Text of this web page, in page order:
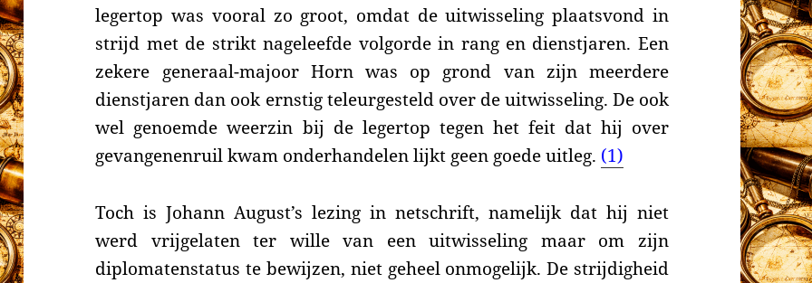
legertop was vooral zo groot, omdat de uitwis­seling plaatsvond in
strijd met de strikt nageleefde volgorde in rang en dienstjaren. Een
zekere generaal-majoor Horn was op grond van zijn meerdere
dienstjaren dan ook ernstig teleurgesteld over de uitwisseling. De ook
wel genoemde weerzin bij de legertop tegen het feit dat hij over
gevangenenruil kwam onderhandelen lijkt geen goede uitleg. (1)
Toch is Johann August’s lezing in netschrift, namelijk dat hij niet
werd vrijgelaten ter wille van een uitwisseling maar om zijn
diplomatenstatus te bewijzen, niet geheel onmogelijk. De strijdigheid